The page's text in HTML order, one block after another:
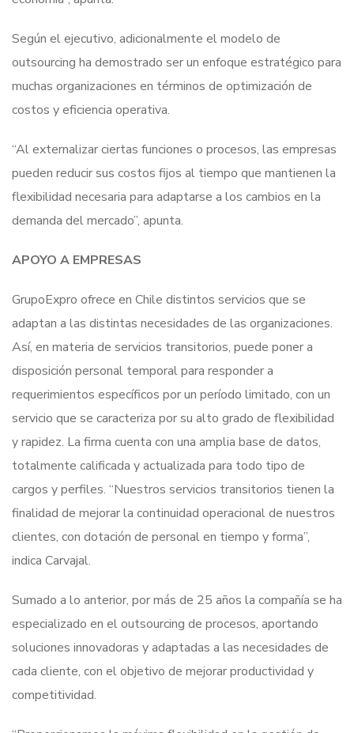
Según el ejecutivo, adicionalmente el modelo de
outsourcing ha demostrado ser un enfoque estratégico para
muchas organizaciones en términos de optimización de
costos y eficiencia operativa.
“Al externalizar ciertas funciones o procesos, las empresas
pueden reducir sus costos fijos al tiempo que mantienen la
flexibilidad necesaria para adaptarse a los cambios en la
demanda del mercado”, apunta.
APOYO A EMPRESAS
GrupoExpro ofrece en Chile distintos servicios que se
adaptan a las distintas necesidades de las organizaciones.
Así, en materia de servicios transitorios, puede poner a
disposición personal temporal para responder a
requerimientos específicos por un período limitado, con un
servicio que se caracteriza por su alto grado de flexibilidad
y rapidez. La firma cuenta con una amplia base de datos,
totalmente calificada y actualizada para todo tipo de
cargos y perfiles. “Nuestros servicios transitorios tienen la
finalidad de mejorar la continuidad operacional de nuestros
clientes, con dotación de personal en tiempo y forma”,
indica Carvajal.
Sumado a lo anterior, por más de 25 años la compañía se ha
especializado en el outsourcing de procesos, aportando
soluciones innovadoras y adaptadas a las necesidades de
cada cliente, con el objetivo de mejorar productividad y
competitividad.